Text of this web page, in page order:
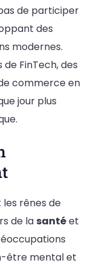
de participer
des
modernes.
FinTech, des
commerce en
jour plus
rênes de
de la santéet
être mental et